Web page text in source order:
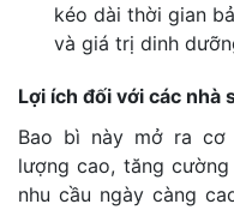
kéo dài thời gian
và giá trị dinh
Lợi ích đối với các nhà
Bao bì này mở ra cơ
lượng cao, tăng
nhu cầu ngày càng